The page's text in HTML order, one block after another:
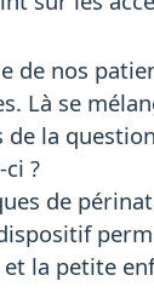
de nos
Là se
de la
?
de
la petite